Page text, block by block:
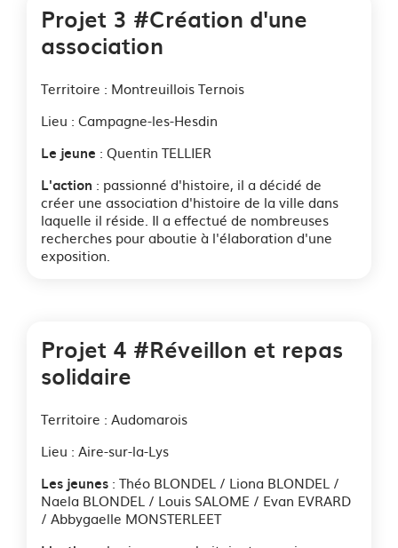
Projet 3 #Création d'une
association
Territoire : Montreuillois Ternois
Lieu : Campagne-les-Hesdin
Le jeune : Quentin TELLIER
L'action : passionné d'histoire, il a décidé de
créer une association d'histoire de la ville dans
laquelle il réside. Il a effectué de nombreuses
recherches pour aboutie à l'élaboration d'une
exposition.
Projet 4 #Réveillon et repas
solidaire
Territoire : Audomarois
Lieu : Aire-sur-la-Lys
Les jeunes : Théo BLONDEL / Liona BLONDEL /
Naela BLONDEL / Louis SALOME / Evan EVRARD
/ Abbygaelle MONSTERLEET